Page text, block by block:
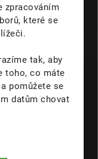
zpracováním
které se
tak, aby
toho, co máte
pomůžete se
datům chovat
o nových